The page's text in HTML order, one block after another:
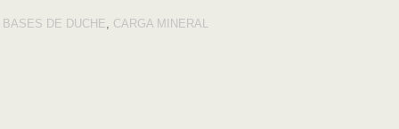
BASES DE DUCHE, CARGA MINERAL